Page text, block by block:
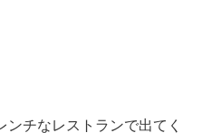
チなレストランで出てく